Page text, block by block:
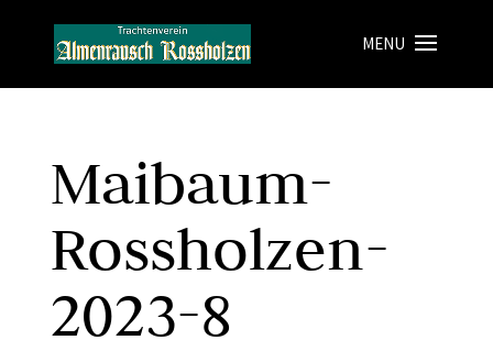
Maibaum-
Rossholzen-
2023-8